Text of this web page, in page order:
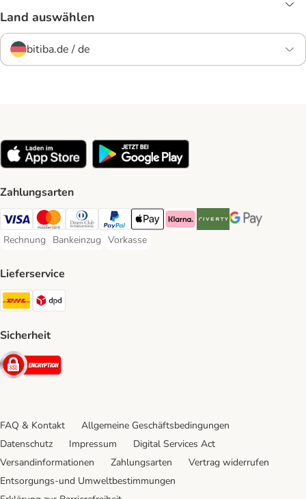
Land auswählen
bitiba.de / de
Zahlungsarten
Visa Payment Method
Mastercard Payment Method
Diners Club Payment Method
PayPal Payment Method
Apple Pay Payment Method
Klarna Payment Method
Riverty Payment Method
Google Pay
Rechnung
Rechnung Payment Method
Bankeinzug
Bankeinzug Payment Method
Vorkasse
Vorkasse Payment Method
Lieferservice
DHL Shipping Method
Sicherheit
Security
FAQ & Kontakt
Allgemeine Geschäftsbedingungen
Datenschutz
Impressum
Digital Services Act
Versandinformationen
Zahlungsarten
Vertrag widerrufen
Entsorgungs-und Umweltbestimmungen